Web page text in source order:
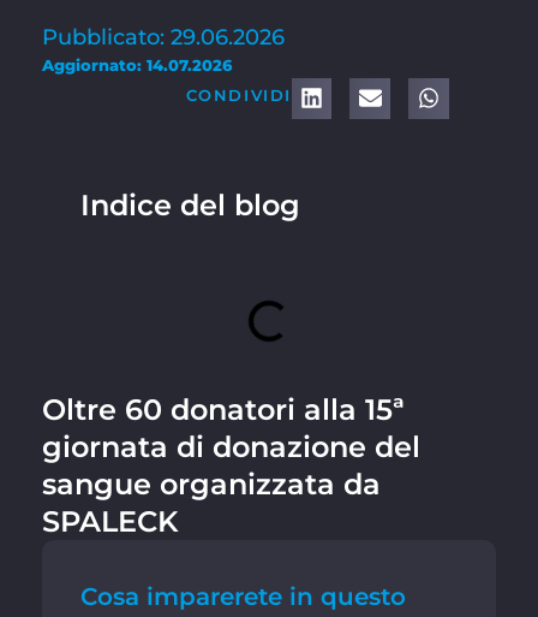
Pubblicato: 29.06.2026
Aggiornato: 14.07.2026
CONDIVIDI
Indice del blog
Oltre 60 donatori alla 15ª
giornata di donazione del
sangue organizzata da
SPALECK
Cosa imparerete in questo